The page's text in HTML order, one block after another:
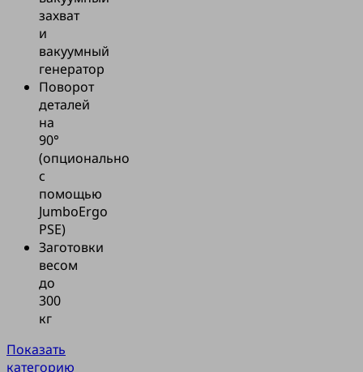
захват
и
вакуумный
генератор
Поворот
деталей
на
90°
(опционально
с
помощью
JumboErgo
PSE)
Заготовки
весом
до
300
кг
Показать
категорию